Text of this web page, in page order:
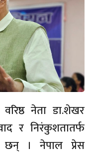
नेता डा.शेखर
र निरंकुशतातर्फ
छन् । नेपाल प्रेस